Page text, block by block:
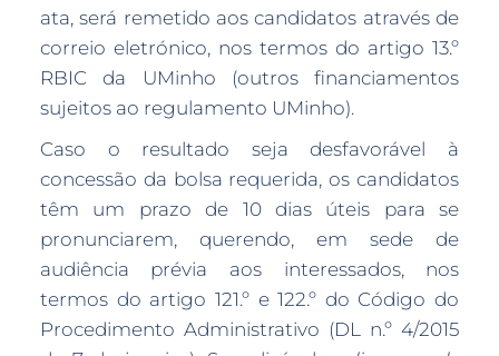
ata, será remetido aos candidatos através de
correio eletrónico, nos termos do artigo 13.º
RBIC da UMinho (outros financiamentos
sujeitos ao regulamento UMinho).
Caso o resultado seja desfavorável à
concessão da bolsa requerida, os candidatos
têm um prazo de 10 dias úteis para se
pronunciarem, querendo, em sede de
audiência prévia aos interessados, nos
termos do artigo 121.º e 122.º do Código do
Procedimento Administrativo (DL n.º 4/2015